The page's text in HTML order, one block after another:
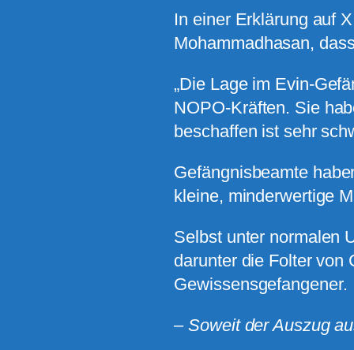
In einer Erklärung auf
Mohammadhasan,
„Die Lage im Evin-
NOPO-Kräften. Sie
beschaffen ist sehr
Gefängnisbeamte
kleine, minderwertige
Selbst unter normalen
darunter die Folter von
Gewissensgefangener.
– Soweit der Auszug